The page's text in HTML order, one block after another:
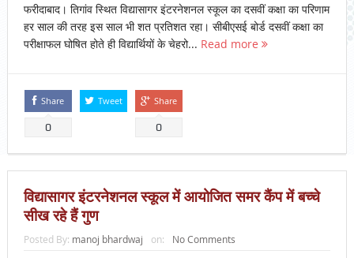
फरीदाबाद। तिगांव स्थित विद्यासागर इंटरनेशनल स्कूल का दसवीं कक्षा का परिणाम
हर साल की तरह इस साल भी शत प्रतिशत रहा। सीबीएसई बोर्ड दसवीं कक्षा का
परीक्षाफल घोषित होते ही विद्यार्थियों के चेहरो... Read more
Share
0
Tweet Share
0
विद्यासागर इंटरनेशनल स्कूल में आयोजित समर कैंप में बच्चे
सीख रहे हैं गुण
Posted By: manoj bhardwaj on: No Comments